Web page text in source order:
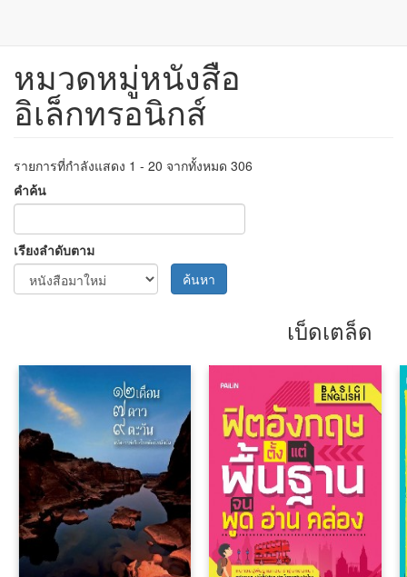
ข้าม
เนื้อหา
หมวดหมู่หนังสือ
อิเล็กทรอนิกส์
รายการที่กำลังแสดง 1 - 20 จากทั้งหมด 306
คำค้น
เรียงลำดับตาม
ค้นหา
เบ็ดเตล็ด